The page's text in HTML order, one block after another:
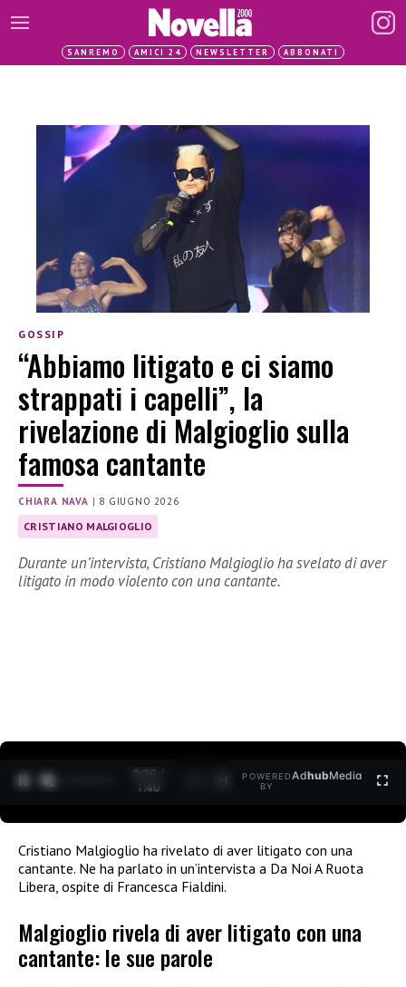
SANREMO AMICI 24 NEWSLETTER ABBONATI
GOSSIP
“Abbiamo litigato e ci siamo
strappati i capelli”, la
rivelazione di Malgioglio sulla
famosa cantante
CHIARA NAVA | 8 GIUGNO 2026
CRISTIANO MALGIOGLIO
Durante un’intervista, Cristiano Malgioglio ha svelato di aver
litigato in modo violento con una cantante.
0:30 /
1:40
POWERED
BY
AdhubMedia
Cristiano Malgioglio ha rivelato di aver litigato con una
cantante. Ne ha parlato in un’intervista a Da Noi A Ruota
Libera, ospite di Francesca Fialdini.
Malgioglio rivela di aver litigato con una
cantante: le sue parole